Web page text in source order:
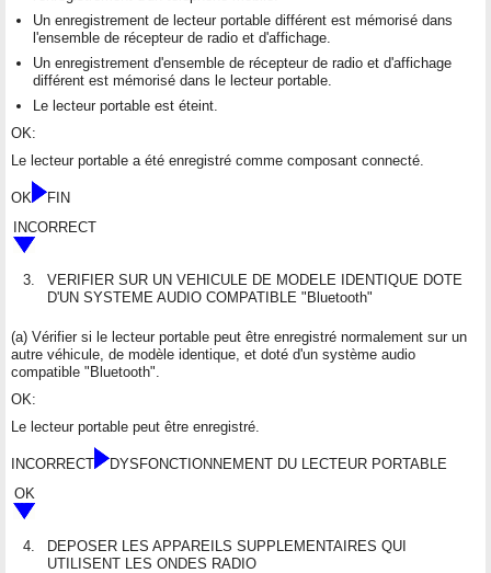
Un enregistrement de lecteur portable différent est mémorisé dans
l'ensemble de récepteur de radio et d'affichage.
Un enregistrement d'ensemble de récepteur de radio et d'affichage
différent est mémorisé dans le lecteur portable.
Le lecteur portable est éteint.
OK:
Le lecteur portable a été enregistré comme composant connecté.
OK
FIN
INCORRECT
3.
VERIFIER SUR UN VEHICULE DE MODELE IDENTIQUE DOTE
D'UN SYSTEME AUDIO COMPATIBLE "Bluetooth"
(a) Vérifier si le lecteur portable peut être enregistré normalement sur un
autre véhicule, de modèle identique, et doté d'un système audio
compatible "Bluetooth".
OK:
Le lecteur portable peut être enregistré.
INCORRECT
DYSFONCTIONNEMENT DU LECTEUR PORTABLE
OK
4.
DEPOSER LES APPAREILS SUPPLEMENTAIRES QUI
UTILISENT LES ONDES RADIO